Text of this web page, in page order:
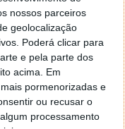
nossos parceiros
geolocalização
Poderá clicar para
e pela parte dos
acima. Em
pormenorizadas e
ou recusar o
processamento
um ano
Notícias